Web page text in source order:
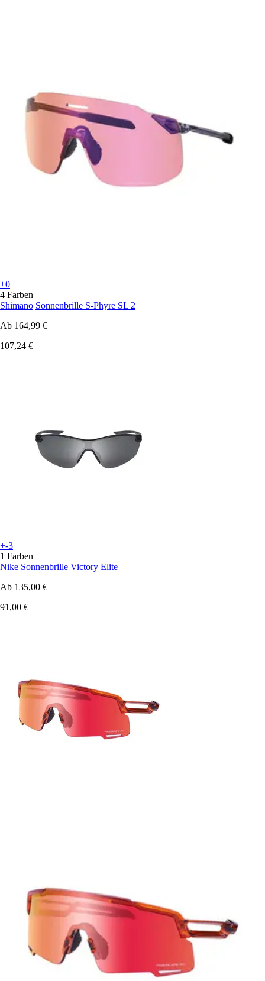
+0
4 Farben
Shimano Sonnenbrille S-Phyre SL 2
Ab 164,99 €
107,24 €
+-3
1 Farben
Nike Sonnenbrille Victory Elite
Ab 135,00 €
91,00 €